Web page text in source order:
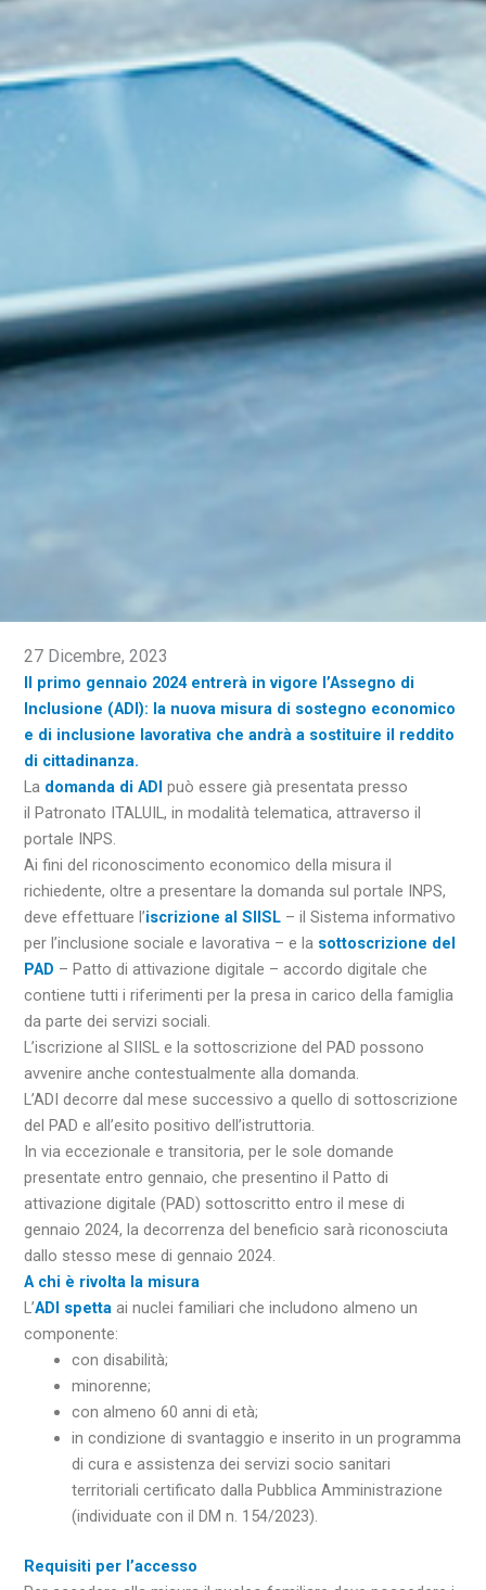
27 Dicembre, 2023
Il primo gennaio 2024 entrerà in vigore l’Assegno di
Inclusione (ADI): la nuova misura di sostegno economico
e di inclusione lavorativa che andrà a sostituire il reddito
di cittadinanza.
La domanda di ADI può essere già presentata presso
il Patronato ITALUIL, in modalità telematica, attraverso il
portale INPS.
Ai fini del riconoscimento economico della misura il
richiedente, oltre a presentare la domanda sul portale INPS,
deve effettuare l’iscrizione al SIISL – il Sistema informativo
per l’inclusione sociale e lavorativa – e la sottoscrizione del
PAD – Patto di attivazione digitale – accordo digitale che
contiene tutti i riferimenti per la presa in carico della famiglia
da parte dei servizi sociali.
L’iscrizione al SIISL e la sottoscrizione del PAD possono
avvenire anche contestualmente alla domanda.
L’ADI decorre dal mese successivo a quello di sottoscrizione
del PAD e all’esito positivo dell’istruttoria.
In via eccezionale e transitoria, per le sole domande
presentate entro gennaio, che presentino il Patto di
attivazione digitale (PAD) sottoscritto entro il mese di
gennaio 2024, la decorrenza del beneficio sarà riconosciuta
dallo stesso mese di gennaio 2024.
A chi è rivolta la misura
L’ADI spetta ai nuclei familiari che includono almeno un
componente:
con disabilità;
minorenne;
con almeno 60 anni di età;
in condizione di svantaggio e inserito in un programma
di cura e assistenza dei servizi socio sanitari
territoriali certificato dalla Pubblica Amministrazione
(individuate con il DM n. 154/2023).
Requisiti per l’accesso